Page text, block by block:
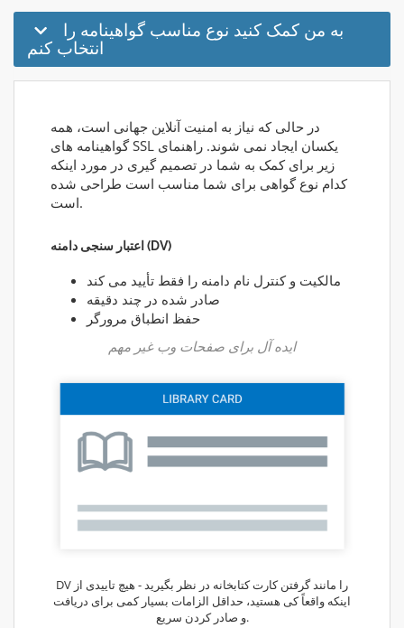
به من کمک کنید نوع مناسب گواهینامه را
انتخاب کنم
در حالی که نیاز به امنیت آنلاین جهانی است، همه
گواهینامه های SSL یکسان ایجاد نمی شوند. راهنمای
زیر برای کمک به شما در تصمیم گیری در مورد اینکه
کدام نوع گواهی برای شما مناسب است طراحی شده
است.
اعتبار سنجی دامنه (DV)
مالکیت و کنترل نام دامنه را فقط تأیید می کند
صادر شده در چند دقیقه
حفظ انطباق مرورگر
ایده آل برای صفحات وب غیر مهم
DV را مانند گرفتن کارت کتابخانه در نظر بگیرید - هیچ تاییدی از
اینکه واقعاً کی هستید، حداقل الزامات بسیار کمی برای دریافت
و صادر کردن سریع.